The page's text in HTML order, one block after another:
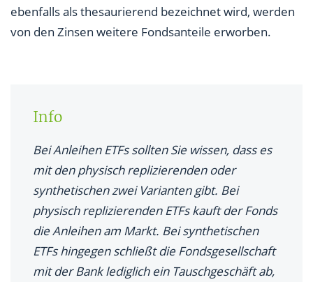
ebenfalls als thesaurierend bezeichnet wird, werden
von den Zinsen weitere Fondsanteile erworben.
Info
Bei Anleihen ETFs sollten Sie wissen, dass es
mit den physisch replizierenden oder
synthetischen zwei Varianten gibt. Bei
physisch replizierenden ETFs kauft der Fonds
die Anleihen am Markt. Bei synthetischen
ETFs hingegen schließt die Fondsgesellschaft
mit der Bank lediglich ein Tauschgeschäft ab,